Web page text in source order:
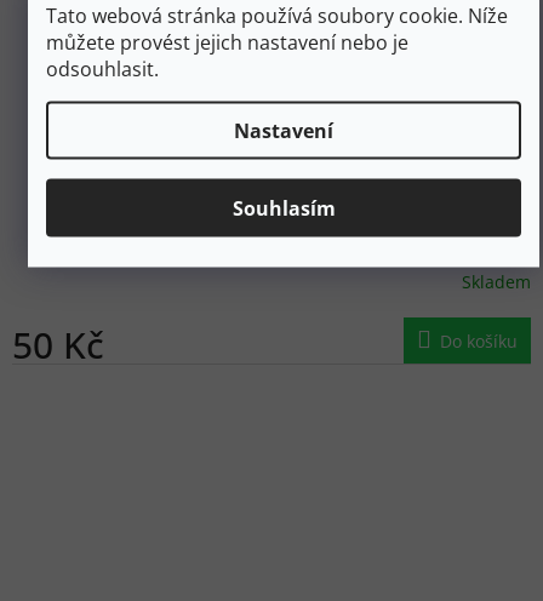
Tato webová stránka používá soubory cookie. Níže
můžete provést jejich nastavení nebo je
odsouhlasit.
Nastavení
Souhlasím
THERMOPAD Ohřívač rukou
Skladem
50 Kč Do košíku